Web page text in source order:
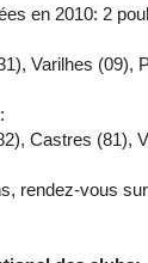
en 2010: 2
Varilhes (09),
Castres (81),
rendez-vous